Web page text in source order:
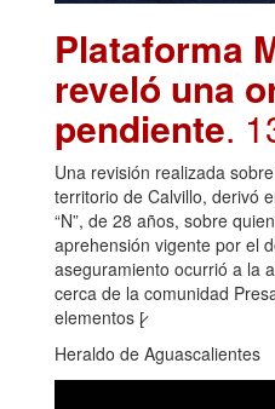
Plataforma
reveló una
pendiente.
Una revisión realizada
territorio de Calvillo, derivó
“N”, de 28 años, sobre
aprehensión vigente por el
aseguramiento ocurrió a la
cerca de la comunidad
elementos [̷
Heraldo de Aguascalientes